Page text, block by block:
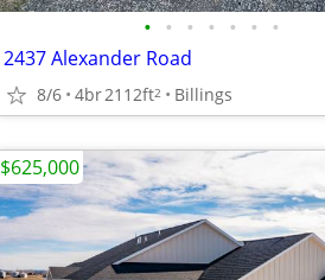
• • • • • • •
2437 Alexander Road
8/6 4br2112ft2 Billings
$625,000